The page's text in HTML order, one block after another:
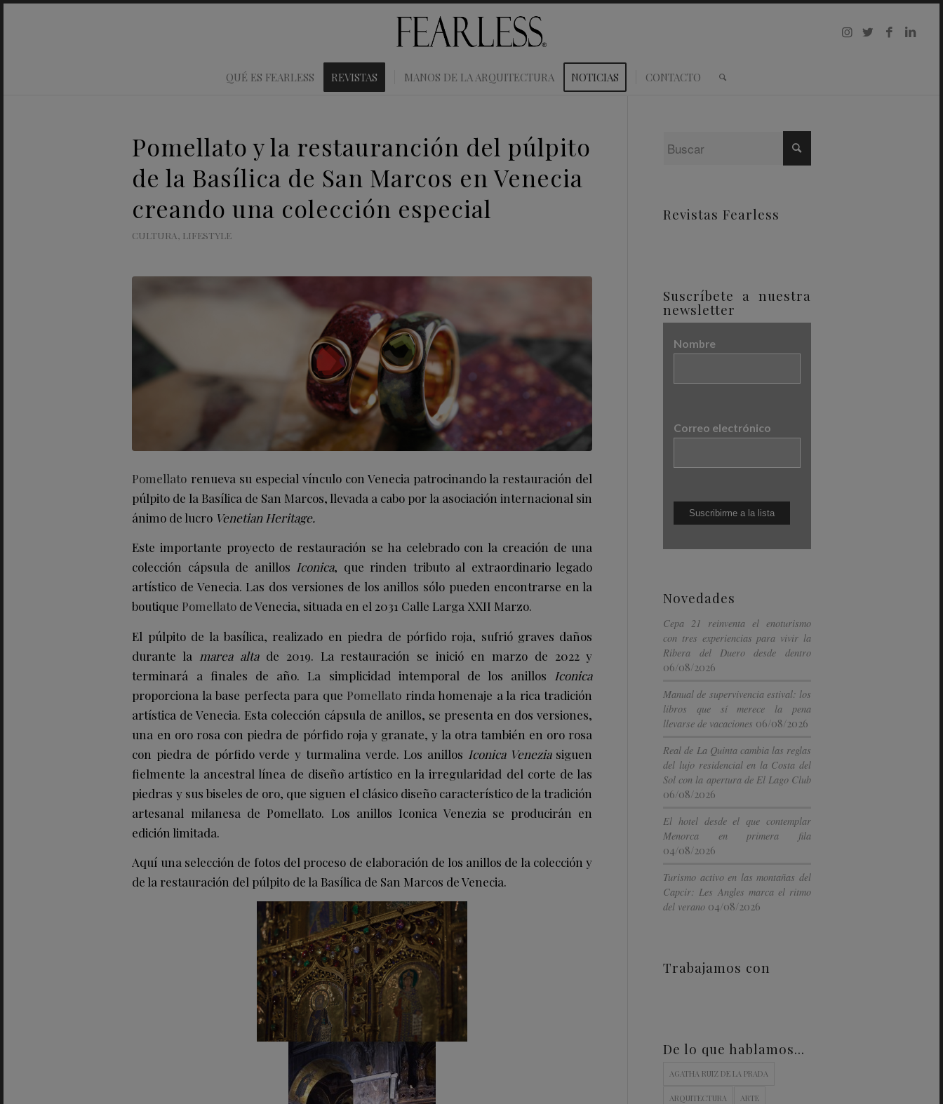
QUÉ ES FEARLESS REVISTAS MANOS DE LA ARQUITECTURA NOTICIAS CONTACTO
Pomellato y la restauranción del púlpito
de la Basílica de San Marcos en Venecia
creando una colección especial
CULTURA, LIFESTYLE
Pomellato renueva su especial vínculo con Venecia patrocinando la restauración del
púlpito de la Basílica de San Marcos, llevada a cabo por la asociación internacional sin
ánimo de lucro Venetian Heritage.
Este importante proyecto de restauración se ha celebrado con la creación de una
colección cápsula de anillos Iconica, que rinden tributo al extraordinario legado
artístico de Venecia. Las dos versiones de los anillos sólo pueden encontrarse en la
boutique Pomellato de Venecia, situada en el 2031 Calle Larga XXII Marzo.
El púlpito de la basílica, realizado en piedra de pórfido roja, sufrió graves daños
durante la marea alta de 2019. La restauración se inició en marzo de 2022 y
terminará a finales de año. La simplicidad intemporal de los anillos Iconica
proporciona la base perfecta para que Pomellato rinda homenaje a la rica tradición
artística de Venecia. Esta colección cápsula de anillos, se presenta en dos versiones,
una en oro rosa con piedra de pórfido roja y granate, y la otra también en oro rosa
con piedra de pórfido verde y turmalina verde. Los anillos Iconica Veneziasiguen
fielmente la ancestral línea de diseño artístico en la irregularidad del corte de las
piedras y sus biseles de oro, que siguen el clásico diseño característico de la tradición
artesanal milanesa de Pomellato. Los anillos Iconica Venezia se producirán en
edición limitada.
Aquí una selección de fotos del proceso de elaboración de los anillos de la colección y
de la restauración del púlpito de la Basílica de San Marcos de Venecia.
Revistas Fearless
Suscríbete a nuestra
newsletter
Nombre
Correo electrónico
Novedades
Cepa 21 reinventa el enoturismo
con tres experiencias para vivir la
Ribera del Duero desde dentro
06/08/2026
Manual de supervivencia estival: los
libros que sí merece la pena
llevarse de vacaciones 06/08/2026
Real de La Quinta cambia las reglas
del lujo residencial en la Costa del
Sol con la apertura de El Lago Club
06/08/2026
El hotel desde el que contemplar
Menorca en primera fila
04/08/2026
Turismo activo en las montañas del
Capcir: Les Angles marca el ritmo
del verano 04/08/2026
Trabajamos con
De lo que hablamos…
AGATHA RUIZ DE LA PRADA
ARQUITECTURA ARTE